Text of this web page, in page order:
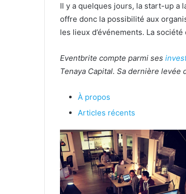
Il y a quelques jours, la start-up a
offre donc la possibilité aux
les lieux d’événements. La
Eventbrite compte parmi ses
Tenaya Capital. Sa dernière levée
À propos
Articles récents